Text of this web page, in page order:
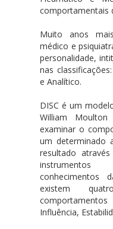
comportamentais
Muito anos
médico e
personalidade,
nas
e Analítico.
DISC é um
William Moulton
examinar o
um determinado
resultado
instrumentos
conhecimentos
existem
Influência,